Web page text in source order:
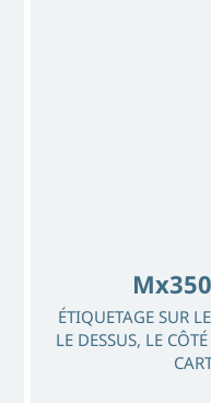
ÉTIQUETAGE SUR
LE DESSUS, LE